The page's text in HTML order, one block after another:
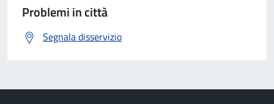
Problemi in città
Segnala disservizio